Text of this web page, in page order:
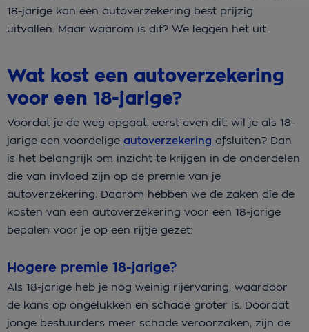
18-jarige kan een autoverzekering best prijzig
uitvallen. Maar waarom is dit? We leggen het uit.
Wat kost een autoverzekering
voor een 18-jarige?
Voordat je de weg opgaat, eerst even dit: wil je als 18-
jarige een voordelige autoverzekering afsluiten? Dan
is het belangrijk om inzicht te krijgen in de onderdelen
die van invloed zijn op de premie van je
autoverzekering. Daarom hebben we de zaken die de
kosten van een autoverzekering voor een 18-jarige
bepalen voor je op een rijtje gezet:
Hogere premie 18-jarige?
Als 18-jarige heb je nog weinig rijervaring, waardoor
de kans op ongelukken en schade groter is. Doordat
jonge bestuurders meer schade veroorzaken, zijn de